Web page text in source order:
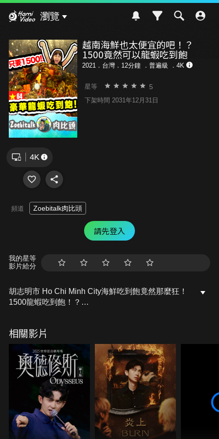
瀏覽
越南海鮮也太便宜的吧！？
1500竟然可以龍蝦吃到飽
2021．台灣．12分鐘 ． 普遍級 ．4K
星等 5
下架時間 2031年12月31日
頻道 Zoebitalk肉比頭
請先登入
我的星等
影片給分
胡志明市 Ho Chi Minh City海鮮吃到飽竟然那麼狂！
1500龍蝦吃到飽！？
https://zoebitalk.com/vietnam/southern-vietnam/ho-
chi-minh-city/
上網搜尋肉比頭Zoebitalk，觀看更多的旅遊冒險故事
以及自助旅行資訊
相關影片